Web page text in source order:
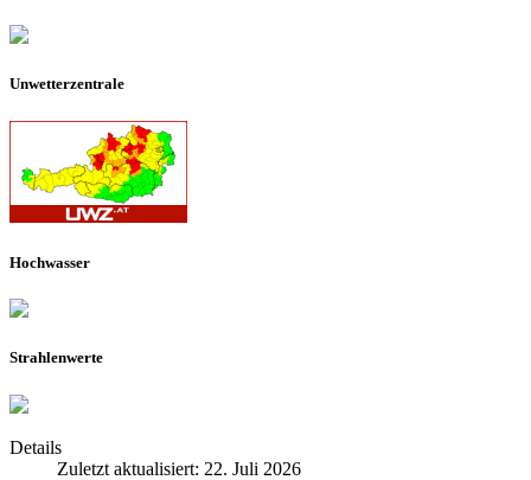
Unwetterzentrale
Hochwasser
Strahlenwerte
Details
Zuletzt aktualisiert: 22. Juli 2026